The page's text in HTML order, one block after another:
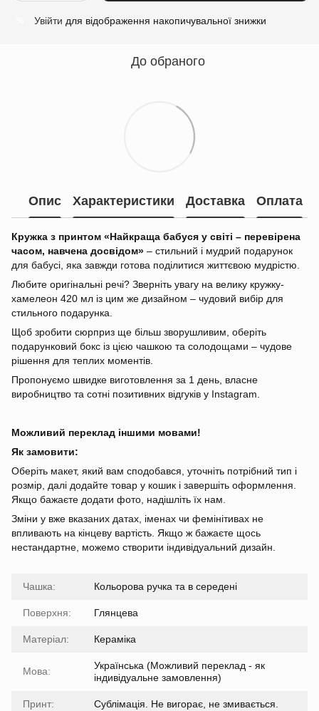
Увійти для відображення накопичувальної знижки
До обраного
Опис Характеристики Доставка Оплата
Кружка з принтом «Найкраща бабуся у світі – перевірена
часом, навчена досвідом» – стильний і мудрий подарунок
для бабусі, яка завжди готова поділитися життєвою мудрістю.
Любите оригінальні речі? Зверніть увагу на велику кружку-
хамелеон 420 мл із цим же дизайном – чудовий вибір для
стильного подарунка.
Щоб зробити сюрприз ще більш зворушливим, оберіть
подарунковий бокс із цією чашкою та солодощами – чудове
рішення для теплих моментів.
Пропонуємо швидке виготовлення за 1 день, власне
виробництво та сотні позитивних відгуків у Instagram.
Можливий переклад іншими мовами!
Як замовити:
Оберіть макет, який вам сподобався, уточніть потрібний тип і
розмір, далі додайте товар у кошик і завершіть оформлення.
Якщо бажаєте додати фото, надішліть їх нам.
Зміни у вже вказаних датах, іменах чи фемінітивах не
впливають на кінцеву вартість. Якщо ж бажаєте щось
нестандартне, можемо створити індивідуальний дизайн.
Чашка: Кольорова ручка та в середені
Поверхня: Глянцева
Матеріал: Кераміка
Мова:
Українська (Можливий переклад - як
індивідуальне замовлення)
Принт: Сублімація. Не вигорає, не змивається.